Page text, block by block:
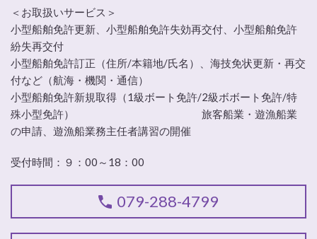
＜お取扱いサービス＞
小型船舶免許更新、小型船舶免許失効再交付、小型船舶免許
紛失再交付
小型船舶免許訂正（住所/本籍地/氏名）、海技免状更新・再交
付など（航海・機関・通信）
小型船舶免許新規取得（1級ボート免許/2級ボボート免許/特
殊小型免許） 旅客船業・遊漁船業
の申請、遊漁船業務主任者講習の開催
受付時間：９：00～18：00
079-288-4799